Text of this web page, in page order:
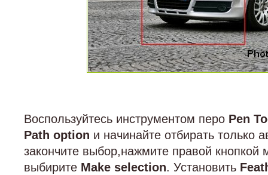
Воспользуйтесь инструментом перо Pen
Path option и начинайте отбирать только
закончите выбор,нажмите правой
выбирите Make selection. Установить